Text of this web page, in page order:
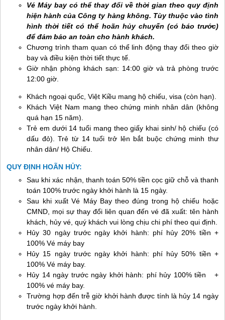
Vé Máy bay có thể thay đổi về thời gian theo quy định
hiện hành của Công ty hàng không. Tùy thuộc vào tình
hình thời tiết có thể hoãn hủy chuyến (có báo trước)
để đảm bảo an toàn cho hành khách.
Chương trình tham quan có thể linh động thay đổi theo giờ
bay và điều kiện thời tiết thực tế.
Giờ nhận phòng khách sạn: 14:00 giờ và trả phòng trước
12:00 giờ.
Khách ngoại quốc, Việt Kiều mang hộ chiếu, visa (còn hạn).
Khách Việt Nam mang theo chứng minh nhân dân (không
quá hạn 15 năm).
Trẻ em dưới 14 tuổi mang theo giấy khai sinh/ hộ chiếu (có
dấu đỏ). Trẻ từ 14 tuổi trở lên bắt buộc chứng minh thư
nhân dân/ Hộ Chiếu.
QUY ĐỊNH HOÃN HỦY:
Sau khi xác nhận, thanh toán 50% tiền cọc giữ chỗ và thanh
toán 100% trước ngày khởi hành là 15 ngày.
Sau khi xuất Vé Máy Bay theo đúng trong hộ chiếu hoặc
CMND, mọi sự thay đổi liên quan đến vé đã xuất: tên hành
khách, hủy vé, quý khách vui lòng chịu chi phí theo qui định.
Hủy 30 ngày trước ngày khởi hành: phí hủy 20% tiền +
100% Vé máy bay
Hủy 15 ngày trước ngày khởi hành: phí hủy 50% tiền +
100% Vé máy bay.
Hủy 14 ngày trước ngày khởi hành: phí hủy 100% tiền +
100% vé máy bay.
Trường hợp đến trễ giờ khởi hành được tính là hủy 14 ngày
trước ngày khởi hành.